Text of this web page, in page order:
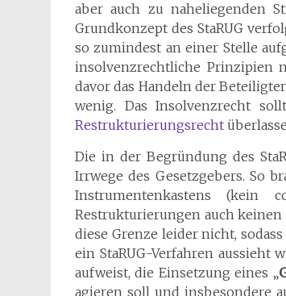
aber auch zu naheliegenden
Grundkonzept des StaRUG
so zumindest an einer Stelle
insolvenzrechtliche Prinzipien
davor das Handeln der
wenig. Das Insolvenzrecht
Restrukturierungsrecht
Die in der Begründung des
Irrwege des Gesetzgebers. So
Instrumentenkastens (kein
Restrukturierungen auch keinen
diese Grenze leider nicht,
ein StaRUG-Verfahren aussieht
aufweist, die Einsetzung eines „
agieren soll und insbesondere